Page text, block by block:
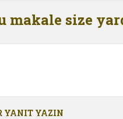
makale size
YANIT YAZIN